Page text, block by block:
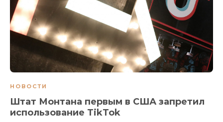
НОВОСТИ
Штат Монтана первым в США запретил
использование TikTok